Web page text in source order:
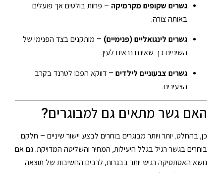
גשרים שקופים מקרמיקה – פחות בולטים אך פועלים
באותה צורה.
גשרים לינגואליים (פנימיים) – מותקנים בצד הפנימי של
השיניים כך שאינם נראים לעין.
גשרים צבעוניים לילדים – דווקא הפכו לטרנד בקרב
הצעירים.
האם גשר מתאים גם למבוגרים?
כן, בהחלט. יותר ויותר מבוגרים בוחרים לבצע יישור שיניים – חלקם
בוחרים בגשר רגיל בגלל היעילות, המחיר והשליטה המדויקת. גם אם
נושא האסתטיקה רגיש יותר בבגרות, לרבים החשיבות של תוצאה